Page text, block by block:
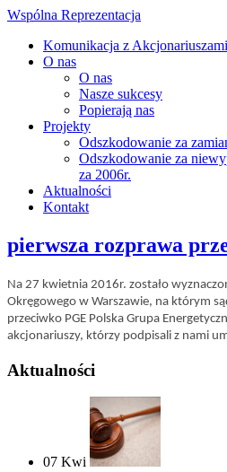
Wspólna Reprezentacja
Komunikacja z Akcjonariuszami
O nas
O nas
Nasze sukcesy
Popierają nas
Projekty
Odszkodowanie za
Odszkodowanie za
za 2006r.
Aktualności
Kontakt
pierwsza rozprawa
Na 27 kwietnia 2016r. zostało
Okręgowego w Warszawie, na którym
przeciwko PGE Polska Grupa
akcjonariuszy, którzy podpisali z nami
Aktualności
07 Kwi